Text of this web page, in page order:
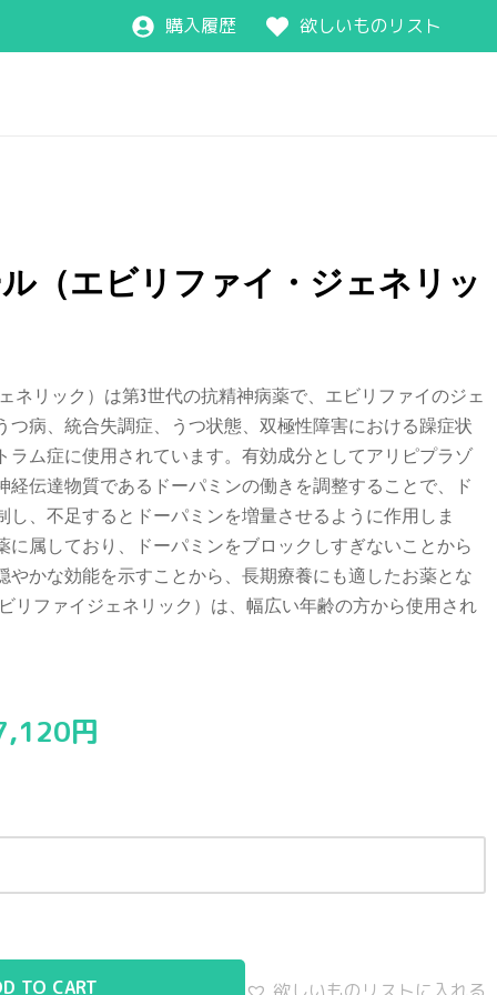
購入履歴 欲しいものリスト
（エビリファイ・ジェネリッ
ネリック）は第3世代の抗精神病薬で、エビリファイのジェ
つ病、統合失調症、うつ状態、双極性障害における躁症状
ラム症に使用されています。有効成分としてアリピプラゾ
経伝達物質であるドーパミンの働きを調整することで、ド
し、不足するとドーパミンを増量させるように作用しま
に属しており、ドーパミンをブロックしすぎないことから
やかな効能を示すことから、長期療養にも適したお薬とな
リファイジェネリック）は、幅広い年齢の方から使用され
円
TO CART